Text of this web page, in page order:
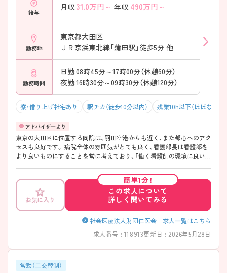
給与
月収 31.0万円～ 年収 490万円～
勤務地
東京都大田区
ＪＲ京浜東北線「蒲田駅」徒歩5分 他
勤務時間
日勤:08時45分～17時00分（休憩60分）
夜勤:16時30分～09時30分（休憩120分）
寮・借り上げ社宅あり 駅チカ（徒歩10分以内） 残業10h以下（ほぼなし）
東京の大田区に位置する同院は、羽田空港からも近く、また都心へのアク
セスも良好です。 病院全体の雰囲気がとても良く、看護部長は看護部を
より良いものにすることを常に考えており、「働く看護師の環境に良い提
は5年以上、新卒者～20代後半～30代前半のスタッフが活躍しています。
ご興味ある方には、面接のポイントなど、さらに詳細をお話致しますので
お気軽にご相談ください。
お気に入り
簡単1分！
この求人について
詳しく聞いてみる
社会医療法人財団仁医会 求人一覧はこちら
求人番号 : 118913更新日 : 2026年5月28日
常勤（二交替制）